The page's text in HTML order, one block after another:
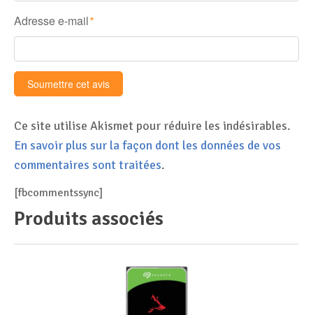
Adresse e-mail *
Ce site utilise Akismet pour réduire les indésirables.
En savoir plus sur la façon dont les données de vos
commentaires sont traitées.
[fbcommentssync]
Produits associés